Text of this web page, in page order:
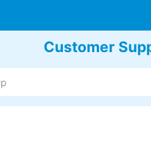
Customer